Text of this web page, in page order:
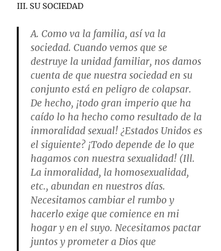
III. SU SOCIEDAD
A. Como va la familia, así va la
sociedad. Cuando vemos que se
destruye la unidad familiar, nos damos
cuenta de que nuestra sociedad en su
conjunto está en peligro de colapsar.
De hecho, ¡todo gran imperio que ha
caído lo ha hecho como resultado de la
inmoralidad sexual! ¿Estados Unidos es
el siguiente? ¡Todo depende de lo que
hagamos con nuestra sexualidad! (Ill.
La inmoralidad, la homosexualidad,
etc., abundan en nuestros días.
Necesitamos cambiar el rumbo y
hacerlo exige que comience en mi
hogar y en el suyo. Necesitamos pactar
juntos y prometer a Dios que